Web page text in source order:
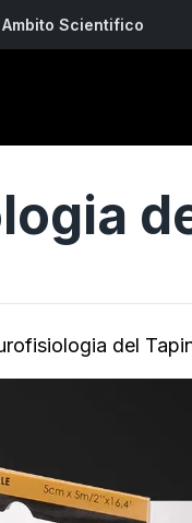
Scientifico
del